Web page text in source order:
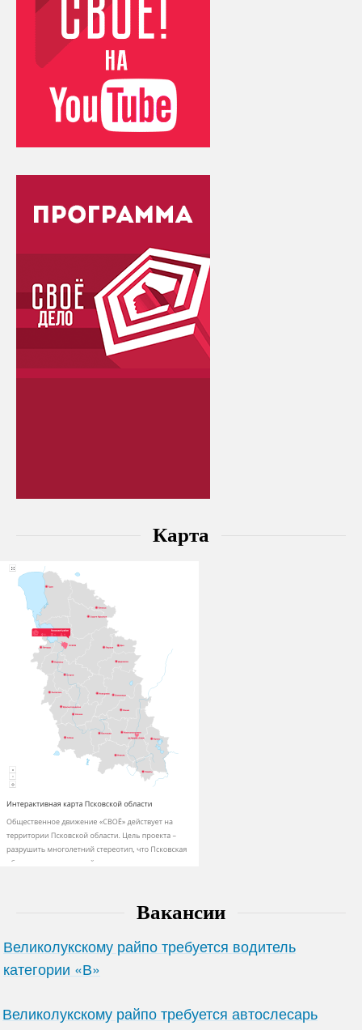
Карта
Вакансии
Великолукскому райпо требуется водитель
категории «В»
Великолукскому райпо требуется автослесарь